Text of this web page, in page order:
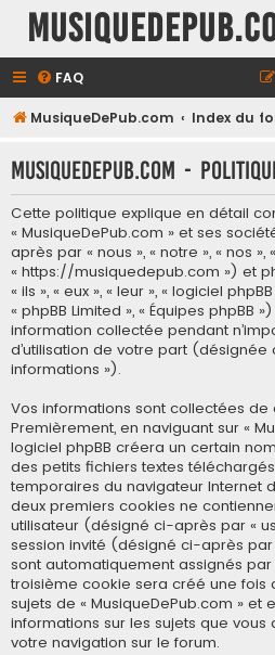
FAQ
MusiqueDePub.com Index du
MusiqueDePub.com -
Cette politique explique en détail
« MusiqueDePub.com » et ses
après par « nous », « notre », « nos »,
« https://musiquedepub.com ») et
« ils », « eux », « leur », « logiciel
« phpBB Limited », « Équipes phpBB
information collectée pendant
d’utilisation de votre part
informations »).
Vos informations sont collectées de
Premièrement, en naviguant sur «
logiciel phpBB créera un certain
des petits fichiers textes
temporaires du navigateur Internet
deux premiers cookies ne
utilisateur (désigné ci-après par «
session invité (désigné ci-après par
sont automatiquement assignés par
troisième cookie sera créé une fois
sujets de « MusiqueDePub.com » et
informations sur les sujets que vous
votre navigation sur le forum.